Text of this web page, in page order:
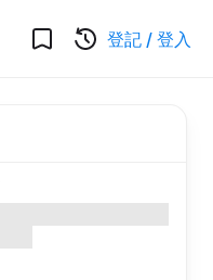
登記 / 登入